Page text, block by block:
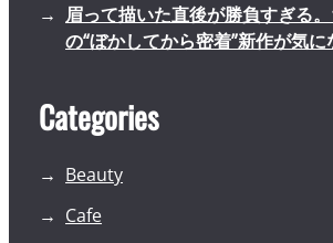
眉って描いた直後が勝負すぎる
の“ぼかしてから密着”新作が気に
Categories
Beauty
Cafe